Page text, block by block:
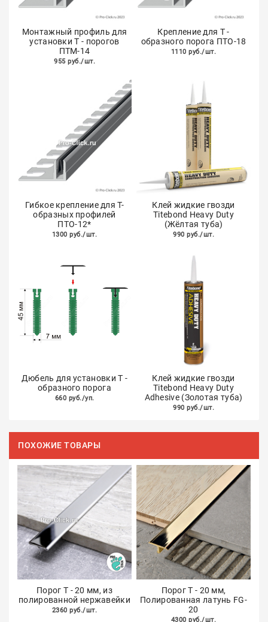
Монтажный профиль для
установки Т - порогов
ПТМ-14
955 руб./шт.
Крепление для Т -
образного порога ПТО-18
1110 руб./шт.
Гибкое крепление для Т-
образных профилей
ПТО-12*
1300 руб./шт.
Клей жидкие гвозди
Titebond Heavy Duty
(Жёлтая туба)
990 руб./шт.
Дюбель для установки Т -
образного порога
660 руб./уп.
Клей жидкие гвозди
Titebond Heavy Duty
Adhesive (Золотая туба)
990 руб./шт.
ПОХОЖИЕ ТОВАРЫ
Порог Т - 20 мм, из
полированной нержавейки
2360 руб./шт.
Порог Т - 20 мм,
Полированная латунь FG-
20
4300 руб./шт.